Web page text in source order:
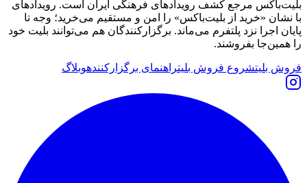
بلیت‌باکس مرجع کشف رویدادهای فرهنگی ایران است. رویدادهای
با نشان «خرید از بلیت‌باکس» را امن و مستقیم می‌خرید؛ وجه تا
پایان اجرا نزد پلتفرم می‌ماند. برگزارکنندگان هم می‌توانند بلیت خود
را همین‌جا بفروشند.
فروش بلیتشروع فروش بلیتراهنمای برگزارکنندهوبلاگ